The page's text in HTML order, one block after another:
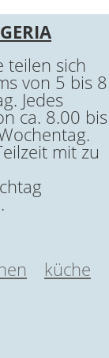
teilen sich
von 5 bis 8
Jedes
ca. 8.00 bis
mit zu
küche